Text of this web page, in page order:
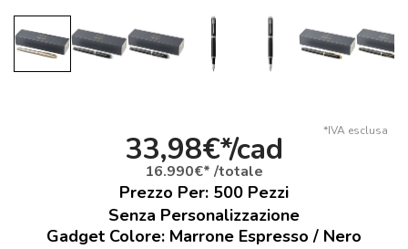
*IVA esclusa
33,98€*/cad
16.990€* /totale
Prezzo Per: 500 Pezzi
Senza Personalizzazione
Gadget Colore: Marrone Espresso / Nero